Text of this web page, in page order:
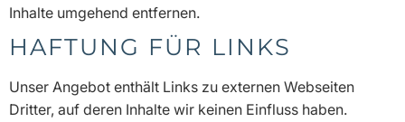
Inhalte umgehend entfernen.
HAFTUNG FÜR LINKS
Unser Angebot enthält Links zu externen Webseiten
Dritter, auf deren Inhalte wir keinen Einfluss haben.